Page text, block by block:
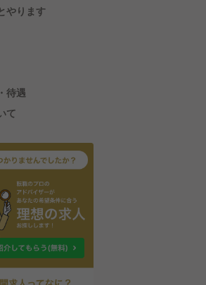
やります
待遇
て